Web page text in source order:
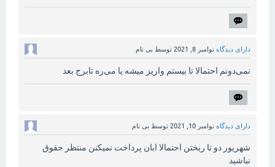
دارای دیدگاه نوامبر 8, 2021 توسط بی نام
نمی‌دونم احتمالا تا بیستم واریز میشه یا می‌ره تابرج بعد
دارای دیدگاه نوامبر 10, 2021 توسط بی نام
شهریور دو تا ریختن احتمالا ابان پرداخت نمیکنن منتظر حقوق
نباشید